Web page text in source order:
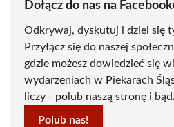
Dołącz do nas na
Odkrywaj, dyskutuj i dziel się
Przyłącz się do naszej
gdzie możesz dowiedzieć się
wydarzeniach w Piekarach
liczy - polub naszą stronę i
Polub nas!